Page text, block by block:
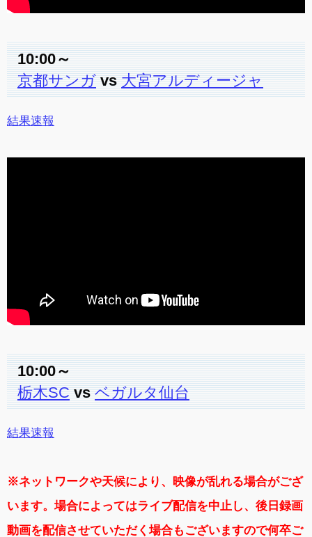
10:00～
京都サンガvs大宮アルディージャ
結果速報
10:00～
栃木SCvsベガルタ仙台
結果速報
※ネットワークや天候により、映像が乱れる場合がござ
います。場合によってはライブ配信を中止し、後日録画
動画を配信させていただく場合もございますので何卒ご